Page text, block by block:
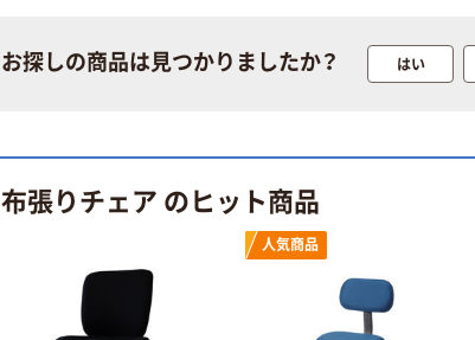
お探しの商品は見つかりましたか？ はい
布張りチェア のヒット商品
人気商品